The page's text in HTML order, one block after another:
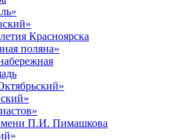
Красноярска
поляна»
П.И. Пимашкова